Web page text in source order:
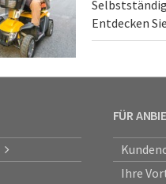
Entdecken
FÜR
Ihre